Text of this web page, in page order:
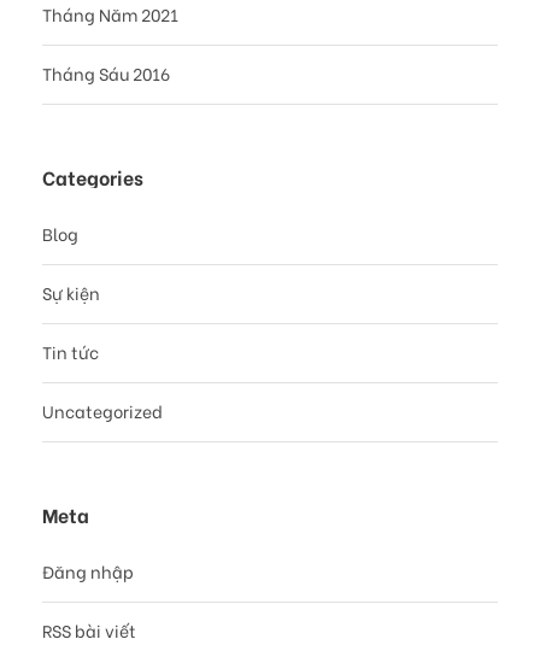
Tháng Năm 2021
Tháng Sáu 2016
Categories
Blog
Sự kiện
Tin tức
Uncategorized
Meta
Đăng nhập
RSS bài viết